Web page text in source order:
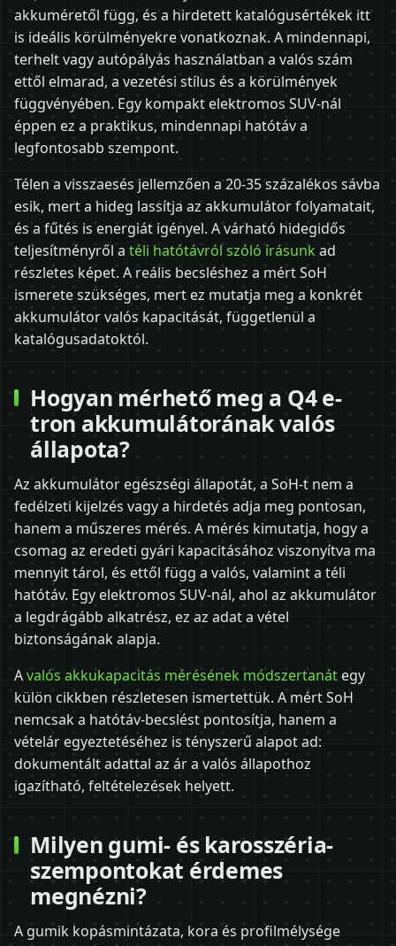
akkuméretől függ, és a hirdetett katalógusértékek itt
is ideális körülményekre vonatkoznak. A mindennapi,
terhelt vagy autópályás használatban a valós szám
ettől elmarad, a vezetési stílus és a körülmények
függvényében. Egy kompakt elektromos SUV-nál
éppen ez a praktikus, mindennapi hatótáv a
legfontosabb szempont.
Télen a visszaesés jellemzően a 20-35 százalékos sávba
esik, mert a hideg lassítja az akkumulátor folyamatait,
és a fűtés is energiát igényel. A várható hidegidős
teljesítményről a téli hatótávról szóló írásunk ad
részletes képet. A reális becsléshez a mért SoH
ismerete szükséges, mert ez mutatja meg a konkrét
akkumulátor valós kapacitását, függetlenül a
katalógusadatoktól.
Hogyan mérhető meg a Q4 e-
tron akkumulátorának valós
állapota?
Az akkumulátor egészségi állapotát, a SoH-t nem a
fedélzeti kijelzés vagy a hirdetés adja meg pontosan,
hanem a műszeres mérés. A mérés kimutatja, hogy a
csomag az eredeti gyári kapacitásához viszonyítva ma
mennyit tárol, és ettől függ a valós, valamint a téli
hatótáv. Egy elektromos SUV-nál, ahol az akkumulátor
a legdrágább alkatrész, ez az adat a vétel
biztonságának alapja.
Avalós akkukapacitás mérésének módszertanát egy
külön cikkben részletesen ismertettük. A mért SoH
nemcsak a hatótáv-becslést pontosítja, hanem a
vételár egyeztetéséhez is tényszerű alapot ad:
dokumentált adattal az ár a valós állapothoz
igazítható, feltételezések helyett.
Milyen gumi- és karosszéria-
szempontokat érdemes
megnézni?
A gumik kopásmintázata, kora és profilmélysége